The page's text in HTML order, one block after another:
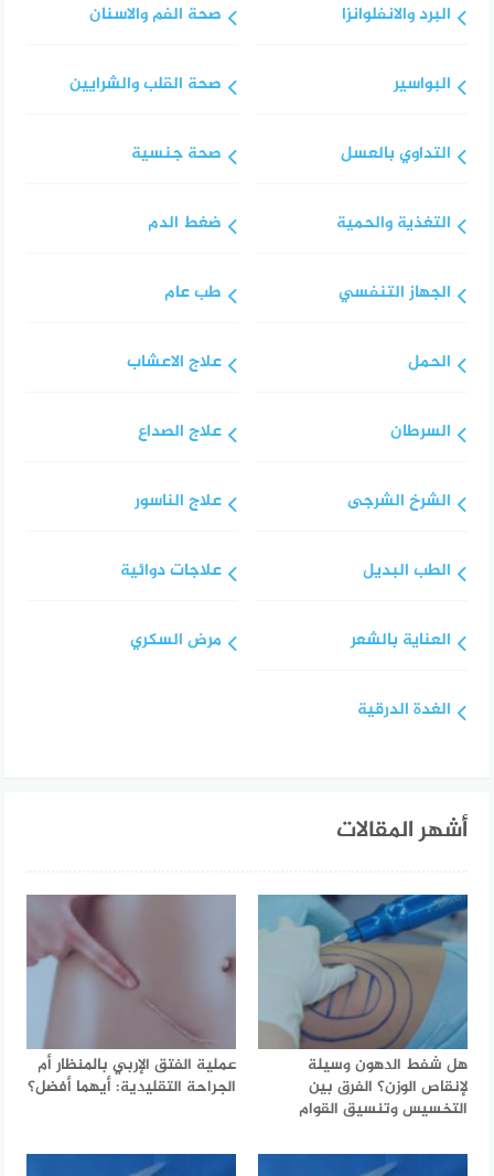
البرد والانفلوانزا
البواسير
التداوي بالعسل
التغذية والحمية
الجهاز التنفسي
الحمل
السرطان
الشرخ الشرجى
الطب البديل
العناية بالشعر
الغدة الدرقية
صحة الفم والاسنان
صحة القلب والشرايين
صحة جنسية
ضغط الدم
طب عام
علاج الاعشاب
علاج الصداع
علاج الناسور
علاجات دوائية
مرض السكري
أشهر المقالات
هل شفط الدهون وسيلة
لإنقاص الوزن؟ الفرق بين
التخسيس وتنسيق القوام
عملية الفتق الإربي بالمنظار أم
الجراحة التقليدية: أيهما أفضل؟